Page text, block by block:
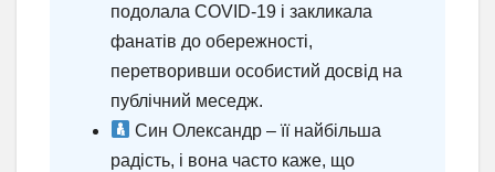
подолала COVID-19 і закликала
фанатів до обережності,
перетворивши особистий досвід на
публічний меседж.
Син Олександр – її найбільша
радість, і вона часто каже, що